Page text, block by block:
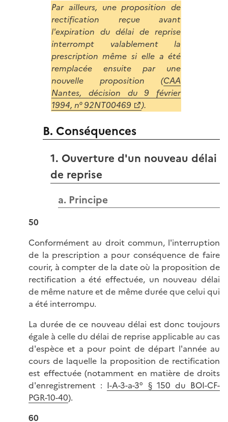
Par ailleurs, une proposition de
rectification reçue avant
l'expiration du délai de reprise
interrompt valablement la
prescription même si elle a été
remplacée ensuite par une
nouvelle proposition (CAA
Nantes, décision du 9 février
1994, n° 92NT00469
).
B. Conséquences
1. Ouverture d'un nouveau délai
de reprise
a. Principe
50
Conformément au droit commun, l'interruption
de la prescription a pour conséquence de faire
courir, à compter de la date où la proposition de
rectification a été effectuée, un nouveau délai
de même nature et de même durée que celui qui
a été interrompu.
La durée de ce nouveau délai est donc toujours
égale à celle du délai de reprise applicable au cas
d'espèce et a pour point de départ l'année au
cours de laquelle la proposition de rectification
est effectuée (notamment en matière de droits
d'enregistrement : I-A-3-a-3° § 150 du BOI-CF-
PGR-10-40).
60